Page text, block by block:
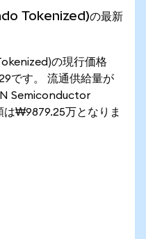
Tokenized)の最新
の現行価格
です。 流通供給量が
Semiconductor
₩9879.25万となりま